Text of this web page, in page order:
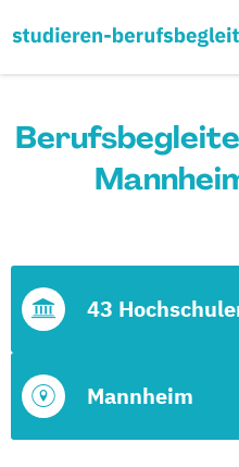
Mannheim
43